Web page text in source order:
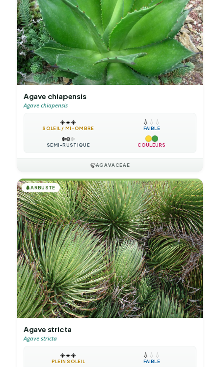
Agave chiapensis
Agave chiapensis
☀️☀️☀️
SOLEIL / MI-OMBRE
💧 💧 💧
FAIBLE
❄️❄️❄️
SEMI-RUSTIQUE COULEURS
🍃AGAVACEAE
🌲ARBUSTE
Agave stricta
Agave stricta
☀️☀️☀️
PLEIN SOLEIL
💧 💧 💧
FAIBLE